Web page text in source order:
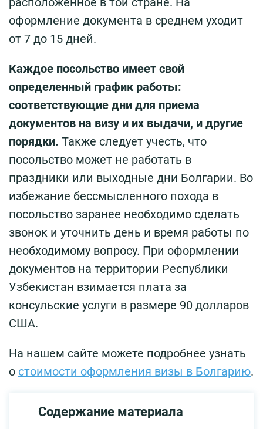
оформление документа в среднем уходит
от 7 до 15 дней.
Каждое посольство имеет свой
определенный график работы:
соответствующие дни для приема
документов на визу и их выдачи, и другие
порядки. Также следует учесть, что
посольство может не работать в
праздники или выходные дни Болгарии. Во
избежание бессмысленного похода в
посольство заранее необходимо сделать
звонок и уточнить день и время работы по
необходимому вопросу. При оформлении
документов на территории Республики
Узбекистан взимается плата за
консульские услуги в размере 90 долларов
США.
На нашем сайте можете подробнее узнать
о стоимости оформления визы в Болгарию.
Содержание материала